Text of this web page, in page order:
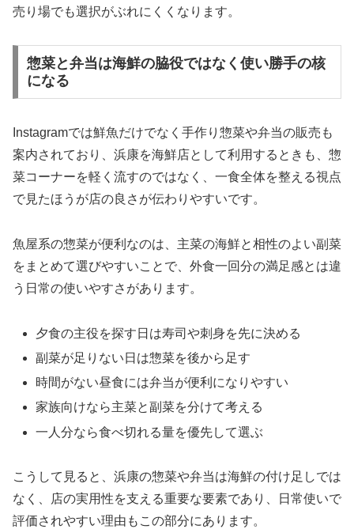
売り場でも選択がぶれにくくなります。
惣菜と弁当は海鮮の脇役ではなく使い勝手の核
になる
Instagramでは鮮魚だけでなく手作り惣菜や弁当の販売も
案内されており、浜康を海鮮店として利用するときも、惣
菜コーナーを軽く流すのではなく、一食全体を整える視点
で見たほうが店の良さが伝わりやすいです。
魚屋系の惣菜が便利なのは、主菜の海鮮と相性のよい副菜
をまとめて選びやすいことで、外食一回分の満足感とは違
う日常の使いやすさがあります。
夕食の主役を探す日は寿司や刺身を先に決める
副菜が足りない日は惣菜を後から足す
時間がない昼食には弁当が便利になりやすい
家族向けなら主菜と副菜を分けて考える
一人分なら食べ切れる量を優先して選ぶ
こうして見ると、浜康の惣菜や弁当は海鮮の付け足しでは
なく、店の実用性を支える重要な要素であり、日常使いで
評価されやすい理由もこの部分にあります。